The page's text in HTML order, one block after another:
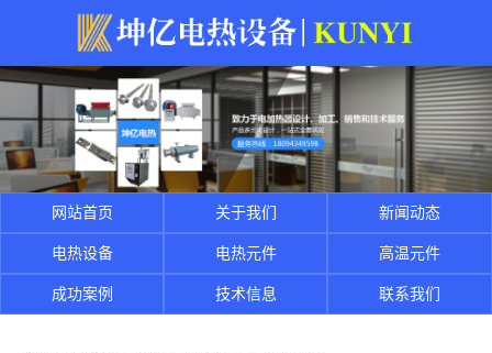
网站首页 关于我们 新闻动态
电热设备 电热元件 高温元件
成功案例 技术信息 联系我们